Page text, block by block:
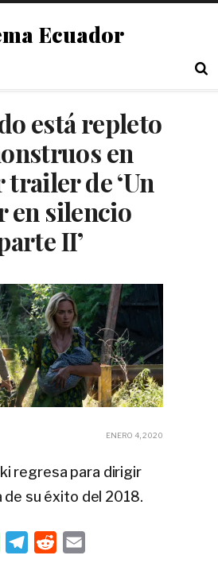
Ecuador
está repleto
en
de ‘Un
en silencio
II’
ENERO 4, 2020
regresa para dirigir
de su éxito del 2018.
W
T